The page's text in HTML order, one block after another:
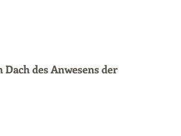
des Anwesens der